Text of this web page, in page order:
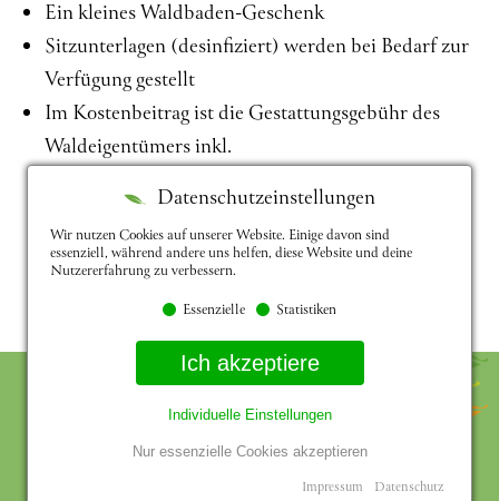
Ein kleines Waldbaden-Geschenk
Sitzunterlagen (desinfiziert) werden bei Bedarf zur
Verfügung gestellt
Im Kostenbeitrag ist die Gestattungsgebühr des
Waldeigentümers inkl.
Aktuelles
wichtige Hinweise
Feedback von Teilnehmern
Partner
Datenschutz
Impressum Newsletter
Datenschutzeinstellungen
Wir nutzen Cookies auf unserer Website. Einige davon sind
essenziell, während andere uns helfen, diese Website und deine
Nutzererfahrung zu verbessern.
Essenzielle
Statistiken
Ich akzeptiere
Individuelle Einstellungen
Nur essenzielle Cookies akzeptieren
Impressum Datenschutz